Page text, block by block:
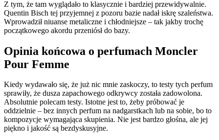
Z tym, że tam wyglądało to klasycznie i bardziej przewidywalnie.
Quentin Bisch tej przyjemnej z pozoru bazie nadał iskrę szaleństwa.
Wprowadził niuanse metaliczne i chłodniejsze – tak jakby trochę
początkowego akordu przeniósł do bazy.
Opinia końcowa o perfumach Moncler
Pour Femme
Kiedy wydawało się, że już nic mnie zaskoczy, to testy tych perfum
sprawiły, że dusza zapachowego odkrywcy została zadowolona.
Absolutnie polecam testy. Istotne jest to, żeby próbować je
oddzielnie – bez innych perfum na nadgarstkach lub na sobie, bo to
kompozycje wymagająca skupienia. Nie jest bardzo głośna, ale jej
piękno i jakość są bezdyskusyjne.